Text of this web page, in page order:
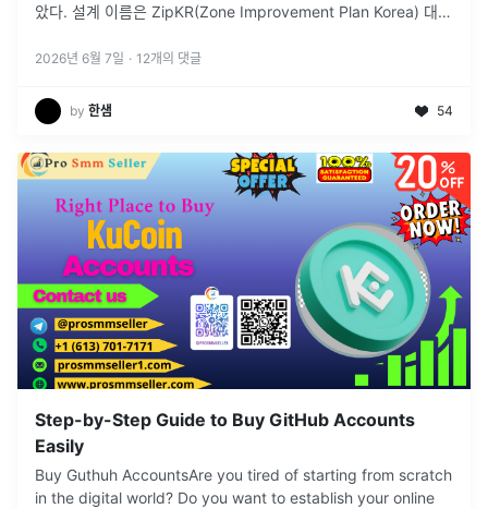
았다. 설계 이름은 ZipKR(Zone Improvement Plan Korea) 대충
2026년 6월 7일 · 12개의 댓글
by 한샘 54
Step-by-Step Guide to Buy GitHub Accounts
Easily
Buy Guthuh AccountsAre you tired of starting from scratch
in the digital world? Do you want to establish your online